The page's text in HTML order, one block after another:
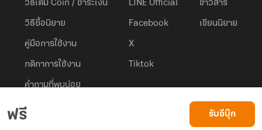
ฟรี รับอีบุ๊ก
วิธีเติม Coin / ชำระเงิน
วิธีซื้อนิยาย
คู่มือการใช้งาน
กติกาการใช้งาน
คำถามที่พบบ่อย
LINE Official
Facebook
X
Tiktok
ข่าวสาร
เขียนนิยาย
Privacy Policy
Dek-D.com ใช้คุกกี้เพื่อพัฒนาประสบการณ์ของ ผู้ใช้ให้ดียิ่งขึ้น
เรียนรู้เพิ่มเติมที่นี่
ยอมรับ